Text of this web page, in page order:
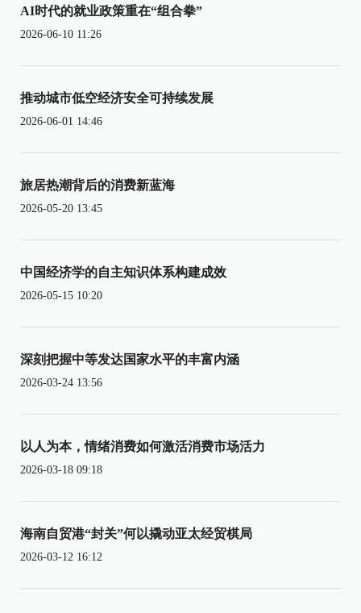
AI时代的就业政策重在“组合拳”
2026-06-10 11:26
推动城市低空经济安全可持续发展
2026-06-01 14:46
旅居热潮背后的消费新蓝海
2026-05-20 13:45
中国经济学的自主知识体系构建成效
2026-05-15 10:20
深刻把握中等发达国家水平的丰富内涵
2026-03-24 13:56
以人为本，情绪消费如何激活消费市场活力
2026-03-18 09:18
海南自贸港“封关”何以撬动亚太经贸棋局
2026-03-12 16:12